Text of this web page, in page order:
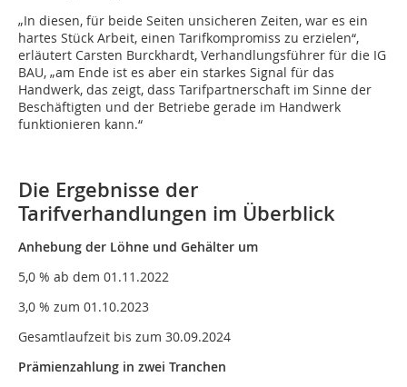
„In diesen, für beide Seiten unsicheren Zeiten, war es ein
hartes Stück Arbeit, einen Tarifkompromiss zu erzielen“,
erläutert Carsten Burckhardt, Verhandlungsführer für die IG
BAU, „am Ende ist es aber ein starkes Signal für das
Handwerk, das zeigt, dass Tarifpartnerschaft im Sinne der
Beschäftigten und der Betriebe gerade im Handwerk
funktionieren kann.“
Die Ergebnisse der
Tarifverhandlungen im Überblick
Anhebung der Löhne und Gehälter um
5,0 % ab dem 01.11.2022
3,0 % zum 01.10.2023
Gesamtlaufzeit bis zum 30.09.2024
Prämienzahlung in zwei Tranchen